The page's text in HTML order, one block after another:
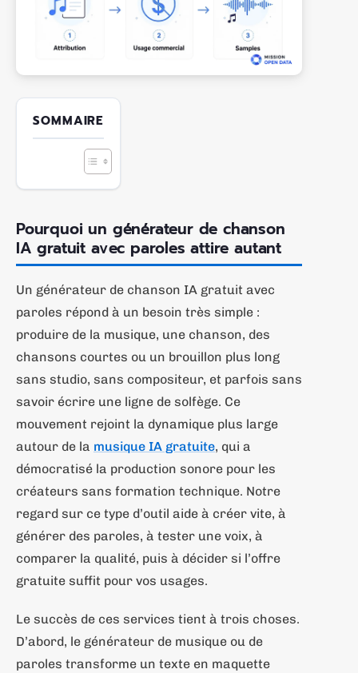
SOMMAIRE
Pourquoi un générateur de chanson
IA gratuit avec paroles attire autant
Un générateur de chanson IA gratuit avec
paroles répond à un besoin très simple :
produire de la musique, une chanson, des
chansons courtes ou un brouillon plus long
sans studio, sans compositeur, et parfois sans
savoir écrire une ligne de solfège. Ce
mouvement rejoint la dynamique plus large
autour de la musique IA gratuite, qui a
démocratisé la production sonore pour les
créateurs sans formation technique. Notre
regard sur ce type d’outil aide à créer vite, à
générer des paroles, à tester une voix, à
comparer la qualité, puis à décider si l’offre
gratuite suffit pour vos usages.
Le succès de ces services tient à trois choses.
D’abord, le générateur de musique ou de
paroles transforme un texte en maquette